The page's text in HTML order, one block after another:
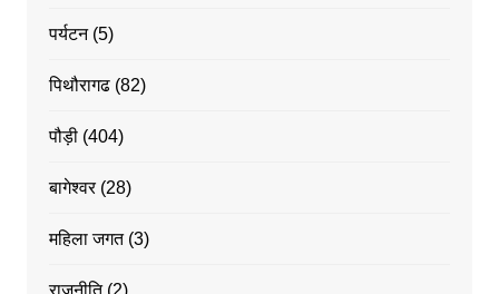
पर्यटन(5)
पिथौरागढ(82)
पौड़ी(404)
बागेश्वर(28)
महिला जगत(3)
राजनीति(2)